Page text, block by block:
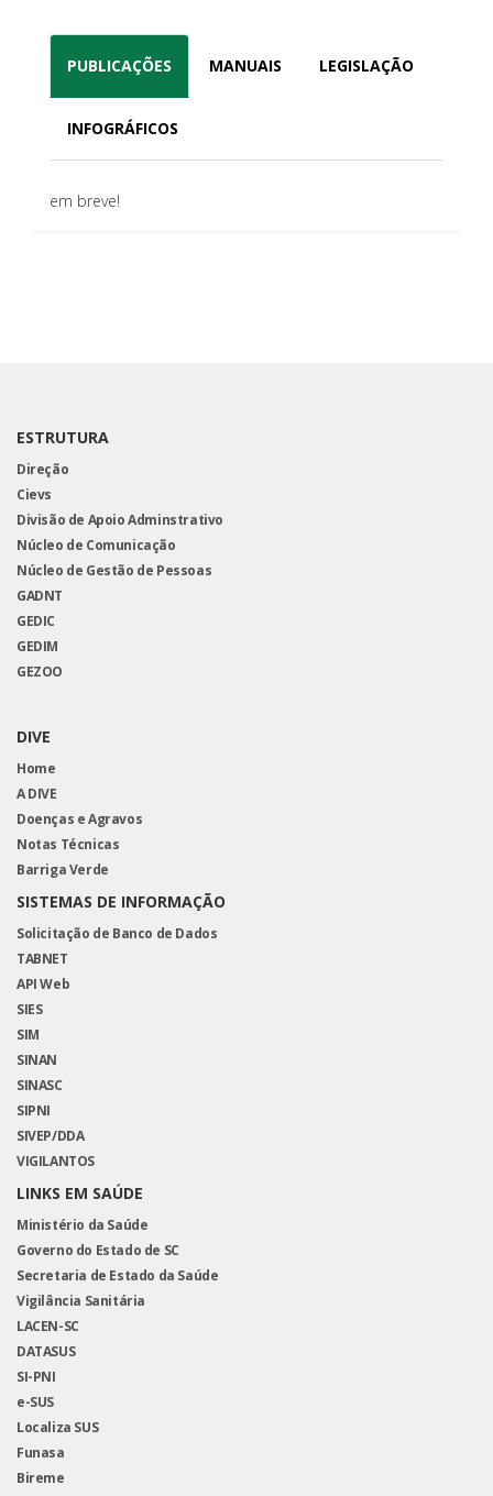
PUBLICAÇÕES MANUAIS LEGISLAÇÃO
INFOGRÁFICOS
em breve!
ESTRUTURA
Direção
Cievs
Divisão de Apoio Adminstrativo
Núcleo de Comunicação
Núcleo de Gestão de Pessoas
GADNT
GEDIC
GEDIM
GEZOO
DIVE
Home
A DIVE
Doenças e Agravos
Notas Técnicas
Barriga Verde
SISTEMAS DE INFORMAÇÃO
Solicitação de Banco de Dados
TABNET
API Web
SIES
SIM
SINAN
SINASC
SIPNI
SIVEP/DDA
VIGILANTOS
LINKS EM SAÚDE
Ministério da Saúde
Governo do Estado de SC
Secretaria de Estado da Saúde
Vigilância Sanitária
LACEN-SC
DATASUS
SI-PNI
e-SUS
Localiza SUS
Funasa
Bireme